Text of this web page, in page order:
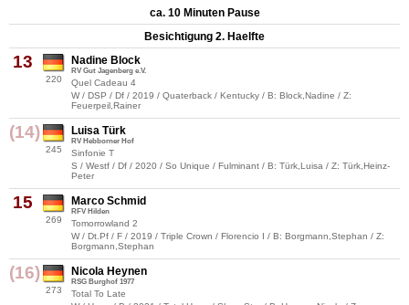
ca. 10 Minuten Pause
Besichtigung 2. Haelfte
13
220
Nadine Block
RV Gut Jagenberg e.V.
Quel Cadeau 4
W / DSP / Df / 2019 / Quaterback / Kentucky / B: Block,Nadine / Z:
Feuerpeil,Rainer
(14)
245
Luisa Türk
RV Hebborner Hof
Sinfonie T
S / Westf / Df / 2020 / So Unique / Fulminant / B: Türk,Luisa / Z: Türk,Heinz-
Peter
15
269
Marco Schmid
RFV Hilden
Tomorrowland 2
W / Dt.Pf / F / 2019 / Triple Crown / Florencio I / B: Borgmann,Stephan / Z:
Borgmann,Stephan
(16)
273
Nicola Heynen
RSG Burghof 1977
Total To Late